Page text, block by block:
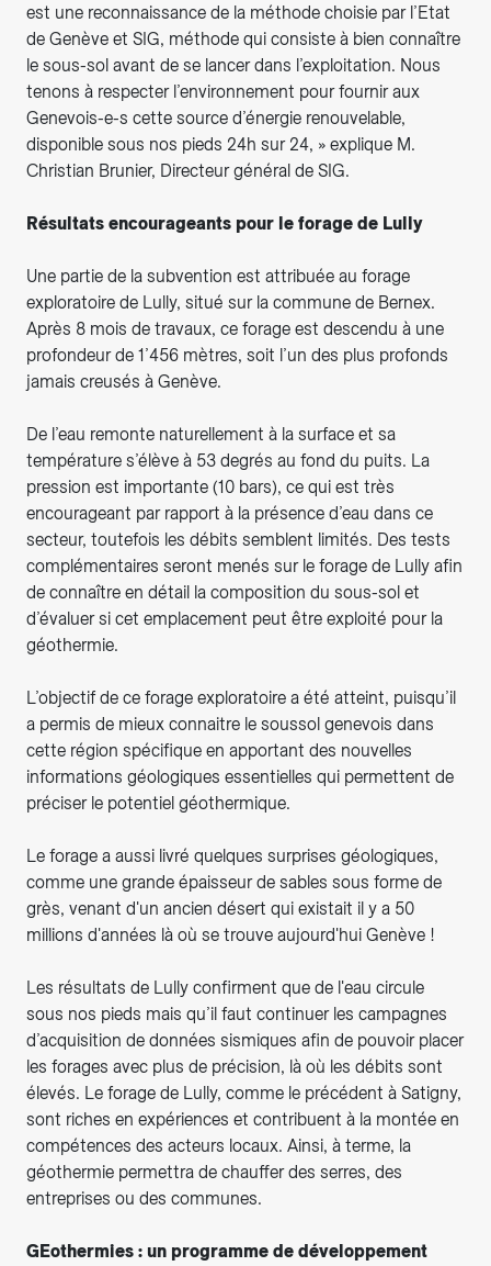
est une reconnaissance de la méthode choisie par l’Etat
de Genève et SIG, méthode qui consiste à bien connaître
le sous-sol avant de se lancer dans l’exploitation. Nous
tenons à respecter l’environnement pour fournir aux
Genevois-e-s cette source d’énergie renouvelable,
disponible sous nos pieds 24h sur 24, » explique M.
Christian Brunier, Directeur général de SIG.
Résultats encourageants pour le forage de Lully
Une partie de la subvention est attribuée au forage
exploratoire de Lully, situé sur la commune de Bernex.
Après 8 mois de travaux, ce forage est descendu à une
profondeur de 1’456 mètres, soit l’un des plus profonds
jamais creusés à Genève.
De l’eau remonte naturellement à la surface et sa
température s’élève à 53 degrés au fond du puits. La
pression est importante (10 bars), ce qui est très
encourageant par rapport à la présence d’eau dans ce
secteur, toutefois les débits semblent limités. Des tests
complémentaires seront menés sur le forage de Lully afin
de connaître en détail la composition du sous-sol et
d’évaluer si cet emplacement peut être exploité pour la
géothermie.
L’objectif de ce forage exploratoire a été atteint, puisqu’il
a permis de mieux connaitre le soussol genevois dans
cette région spécifique en apportant des nouvelles
informations géologiques essentielles qui permettent de
préciser le potentiel géothermique.
Le forage a aussi livré quelques surprises géologiques,
comme une grande épaisseur de sables sous forme de
grès, venant d'un ancien désert qui existait il y a 50
millions d'années là où se trouve aujourd'hui Genève !
Les résultats de Lully confirment que de l'eau circule
sous nos pieds mais qu’il faut continuer les campagnes
d’acquisition de données sismiques afin de pouvoir placer
les forages avec plus de précision, là où les débits sont
élevés. Le forage de Lully, comme le précédent à Satigny,
sont riches en expériences et contribuent à la montée en
compétences des acteurs locaux. Ainsi, à terme, la
géothermie permettra de chauffer des serres, des
entreprises ou des communes.
GEothermies : un programme de développement